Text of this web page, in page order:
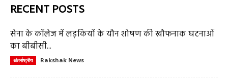
RECENT POSTS
सेना के कॉलेज में लड़कियों के यौन शोषण की खौफनाक घटनाओं
का बीबीसी...
अंतर्राष्ट्रीय Rakshak News